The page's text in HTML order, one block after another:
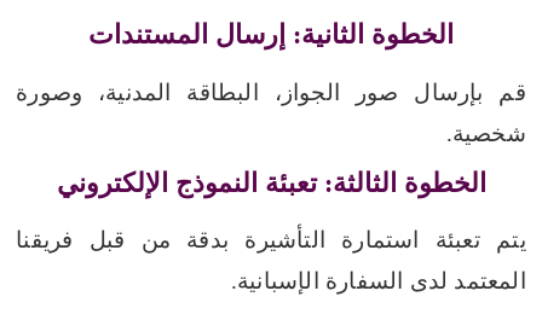
الخطوة الثانية: إرسال المستندات
قم بإرسال صور الجواز، البطاقة المدنية، وصورة
شخصية.
الخطوة الثالثة: تعبئة النموذج الإلكتروني
يتم تعبئة استمارة التأشيرة بدقة من قبل فريقنا
المعتمد لدى السفارة الإسبانية.